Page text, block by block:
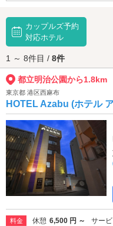
ントも開催されており、新国
て注目されています。
都立明治公園へは、
四谷・新
便利です。
カップルズ予約
対応ホテル
1 ～ 8件目 / 8件
都立明治公園から1.8km
東京都 港区西麻布
HOTEL Azabu (ホテル
料金 休憩 6,500 円 ～ サー